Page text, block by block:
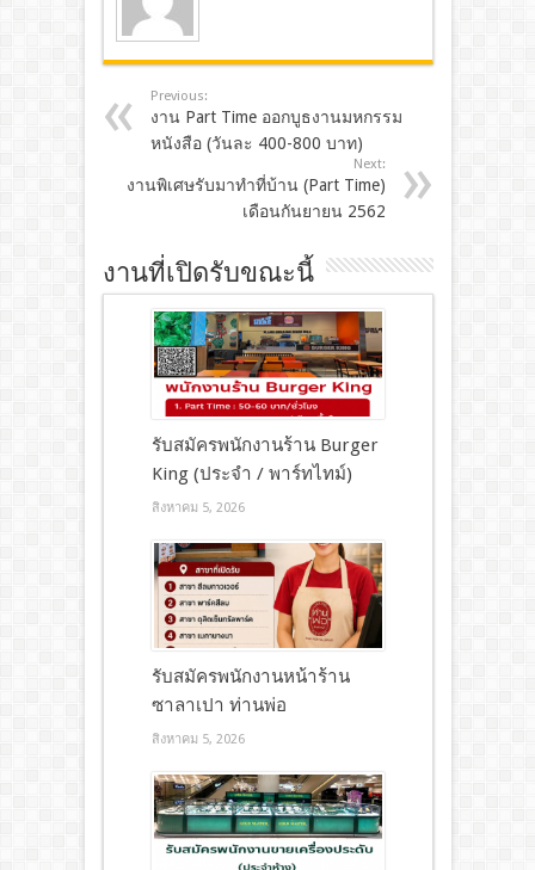
Previous:
งาน Part Time ออกบูธงานมหกรรม
หนังสือ (วันละ 400-800 บาท)
Next:
งานพิเศษรับมาทำที่บ้าน (Part Time)
เดือนกันยายน 2562
งานที่เปิดรับขณะนี้
รับสมัครพนักงานร้าน Burger
King (ประจำ / พาร์ทไทม์)
สิงหาคม 5, 2026
รับสมัครพนักงานหน้าร้าน
ซาลาเปา ท่านพ่อ
สิงหาคม 5, 2026